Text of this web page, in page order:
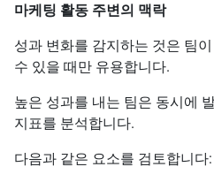
마케팅 활동 주변의 맥락
성과 변화를 감지하는 것은 팀
수 있을 때만 유용합니다.
높은 성과를 내는 팀은 동시에
지표를 분석합니다.
다음과 같은 요소를 검토합니다: